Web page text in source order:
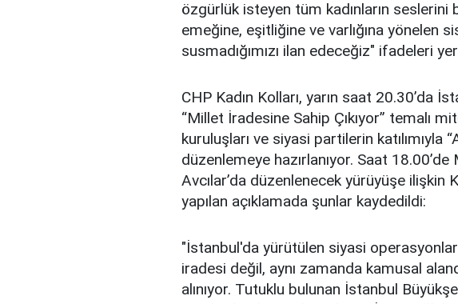
özgürlük isteyen tüm kadınların seslerini
emeğine, eşitliğine ve varlığına yönelen
susmadığımızı ilan edeceğiz" ifadeleri yer
CHP Kadın Kolları, yarın saat 20.30’da
“Millet İradesine Sahip Çıkıyor” temalı
kuruluşları ve siyasi partilerin katılımıyla
düzenlemeye hazırlanıyor. Saat
Avcılar’da düzenlenecek yürüyüşe ilişkin
yapılan açıklamada şunlar kaydedildi:
"İstanbul'da yürütülen siyasi
iradesi değil, aynı zamanda kamusal
alınıyor. Tutuklu bulunan İstanbul